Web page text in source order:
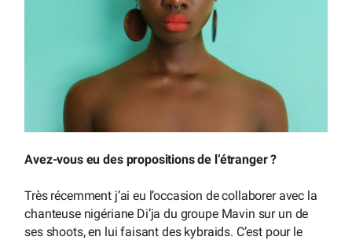
Avez-vous eu des propositions de l’étranger ?
Très récemment j’ai eu l’occasion de collaborer avec la
chanteuse nigériane Di’ja du groupe Mavin sur un de
ses shoots, en lui faisant des kybraids. C’est pour le